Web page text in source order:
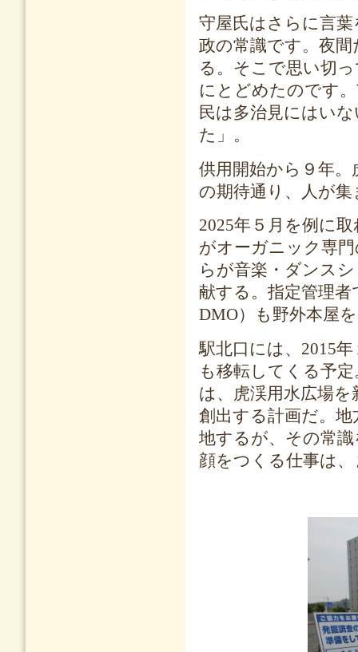
守屋氏はさらに言
政の常識です。夜
る。そこで思い切
にとどめたのです
民は多治見にはい
た」。
供用開始から９年
の期待通り、人が
2025年５月を例に
がオーガニック専
らが音楽・ダンス
献する。指定管理
DMO）も野外本屋
駅北口には、2015
も移転してくる予
は、虎渓用水広場
創出する計画だ。
地するが、その常
顔をつくる仕事は